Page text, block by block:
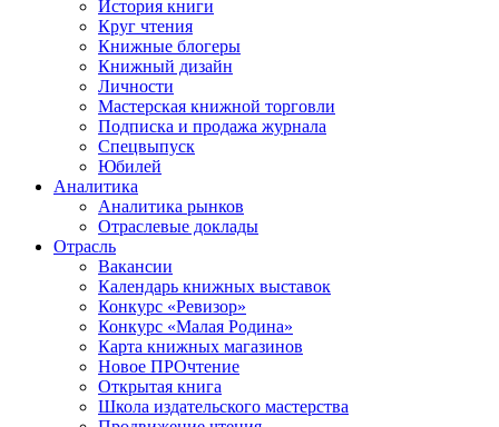
История книги
Круг чтения
Книжные блогеры
Книжный дизайн
Личности
Мастерская книжной торговли
Подписка и продажа журнала
Спецвыпуск
Юбилей
Аналитика
Аналитика рынков
Отраслевые доклады
Отрасль
Вакансии
Календарь книжных выставок
Конкурс «Ревизор»
Конкурс «Малая Родина»
Карта книжных магазинов
Новое ПРОчтение
Открытая книга
Школа издательского мастерства